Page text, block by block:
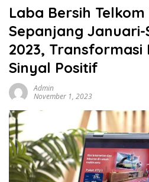
Laba Bersih Telkom
Sepanjang
2023, Transformasi
Sinyal Positif
Admin
November 1, 2023